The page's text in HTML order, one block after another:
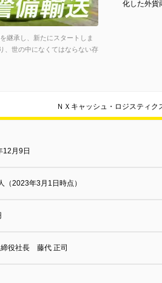
継承し、新たにスタートしま
、世の中になくてはならない存
化した外貨
ＮＸキャッシュ・ロジスティ
12月9日
（2023年3月1日時点）
役社長 藤代 正司